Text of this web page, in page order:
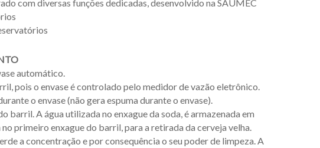
com diversas funções dedicadas, desenvolvido na SAUMEC
automático.
pois o envase é controlado pelo medidor de vazão eletrônico.
o envase (não gera espuma durante o envase).
barril. A água utilizada no enxague da soda, é armazenada em
primeiro enxague do barril, para a retirada da cerveja velha.
a concentração e por consequência o seu poder de limpeza. A